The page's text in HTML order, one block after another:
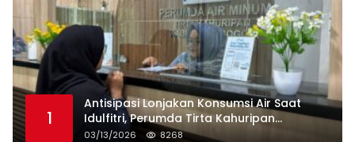
1
Antisipasi Lonjakan Konsumsi Air Saat
Idulfitri, Perumda Tirta Kahuripan
Berlakukan Status Siaga Lebaran
03/13/2026 8268